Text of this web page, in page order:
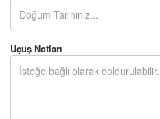
Uçuş Notları